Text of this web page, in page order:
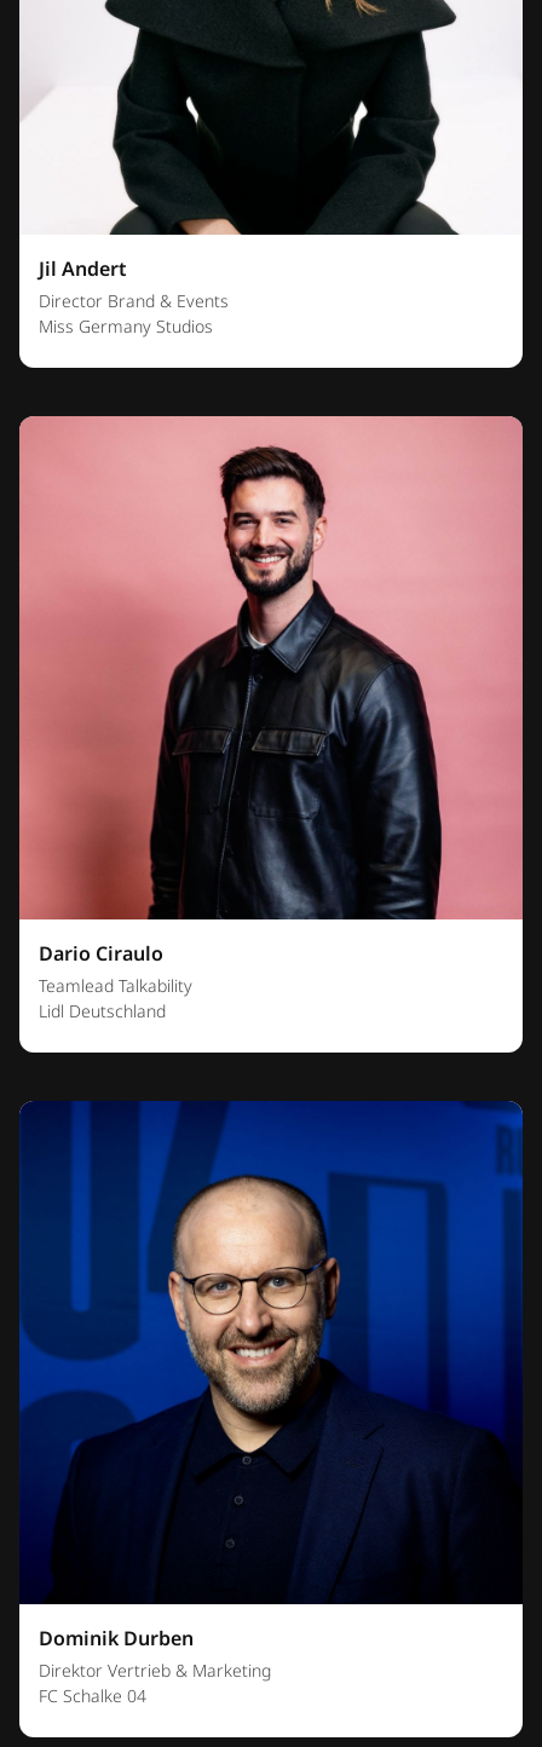
Jil Andert
Director Brand & Events
Miss Germany Studios
Dario Ciraulo
Teamlead Talkability
Lidl Deutschland
Dominik Durben
Direktor Vertrieb & Marketing
FC Schalke 04